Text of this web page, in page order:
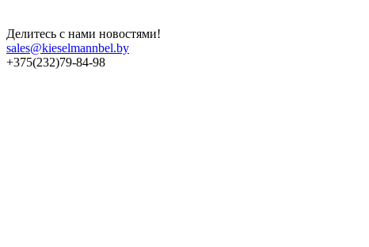
Делитесь с нами новостями!
sales@kieselmannbel.by
+375(232)79-84-98